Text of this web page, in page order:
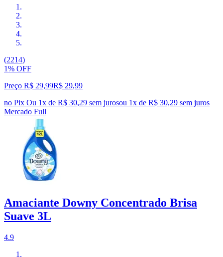
(2214)
1% OFF
Preço R$ 29,99R$ 29,99
no Pix Ou 1x de R$ 30,29 sem jurosou 1x de R$ 30,29 sem juros
Mercado Full
Amaciante Downy Concentrado Brisa
Suave 3L
4.9